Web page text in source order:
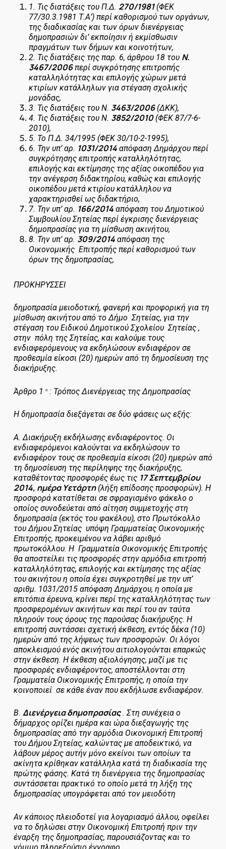
1. Τις διατάξεις του Π.Δ. 270/1981(ΦΕΚ
77/30.3.1981 Τ.Α’) περί καθορισμού των οργάνων,
της διαδικασίας και των όρων διενέργειας
δημοπρασιών δι’ εκποίησιν ή εκμίσθωσιν
πραγμάτων των δήμων και κοινοτήτων,
2. Τις διατάξεις της παρ. 6, άρθρου 18 του Ν.
3467/2006περί συγκρότησης επιτροπής
καταλληλότητας και επιλογής χώρων μετά
κτιρίων κατάλληλων για στέγαση σχολικής
μονάδας,
3. Τις διατάξεις του Ν. 3463/2006(ΔΚΚ),
4. Τις διατάξεις του Ν. 3852/2010(ΦΕΚ 87/7-6-
2010),
5. Το Π.Δ. 34/1995 (ΦΕΚ 30/10-2-1995),
6. Την υπ’ αρ. 1031/2014απόφαση Δημάρχου περί
συγκρότησης επιτροπής καταλληλότητας,
επιλογής και εκτίμησης της αξίας οικοπέδου για
την ανέγερση διδακτηρίου, καθώς και επιλογής
οικοπέδου μετά κτιρίου κατάλληλου να
χαρακτηρισθεί ως διδακτήριο,
7. Την υπ’ αρ. 166/2014απόφαση του Δημοτικού
Συμβουλίου Σητείας περί έγκρισης διενέργειας
δημοπρασίας για τη μίσθωση ακινήτου,
8. Την υπ’ αρ. 309/2014απόφαση της
Οικονομικής Επιτροπής περί καθορισμού των
όρων της δημοπρασίας,
ΠΡΟΚΗΡΥΣΣΕΙ
δημοπρασία μειοδοτική, φανερή και προφορική για τη
μίσθωση ακινήτου από το Δήμο Σητείας, για την
στέγαση του Ειδικού Δημοτικού Σχολείου Σητείας ,
στην πόλη της Σητείας, και καλούμε τους
ενδιαφερόμενους να εκδηλώσουν ενδιαφέρον σε
προθεσμία είκοσι (20) ημερών από τη δημοσίευση της
διακήρυξης.
Άρθρο 1 ο: Τρόπος Διενέργειας της Δημοπρασίας
H δημοπρασία διεξάγεται σε δύο φάσεις ως εξής:
Α. Διακήρυξη εκδήλωσης ενδιαφέροντος. Οι
ενδιαφερόμενοι καλούνται να εκδηλώσουν το
ενδιαφέρον τους σε προθεσμία είκοσι (20) ημερών από
τη δημοσίευση της περίληψης της διακήρυξης,
καταθέτοντας προσφορές έως τις 17 Σεπτεμβρίου
2014, ημέρα Υετάρτη(λήξη επίδοσης προσφορών). Η
προσφορά κατατίθεται σε σφραγισμένο φάκελο ο
οποίος συνοδεύεται από αίτηση συμμετοχής στη
δημοπρασία (εκτός του φακέλου), στο Πρωτόκολλο
του Δήμου Σητείας υπόψη Γραμματείας Οικονομικής
Επιτροπής, προκειμένου να λάβει αριθμό
πρωτοκόλλου. Η Γραμματεία Οικονομικής Επιτροπής
θα αποστείλει τις προσφορές στην αρμόδια επιτροπή
καταλληλότητας, επιλογής και εκτίμησης της αξίας
του ακινήτου η οποία έχει συγκροτηθεί με την υπ’
αριθμ. 1031/2015 απόφαση Δημάρχου, η οποία με
επιτόπια έρευνα, κρίνει περί της καταλληλότητας των
προσφερομένων ακινήτων και περί του αν ταύτα
πληρούν τους όρους της παρούσας διακήρυξης. Η
επιτροπή συντάσσει σχετική έκθεση, εντός δέκα (10)
ημερών από της λήψεως των προσφορών. Οι λόγοι
αποκλεισμού ενός ακινήτου αιτιολογούνται επαρκώς
στην έκθεση. Η έκθεση αξιολόγησης, μαζί με τις
προσφορές ενδιαφέροντος, αποστέλλονται στη
Γραμματεία Οικονομικής Επιτροπής, η οποία την
κοινοποιεί σε κάθε έναν που εκδήλωσε ενδιαφέρον.
Β. Διενέργεια δημοπρασίας. Στη συνέχεια ο
δήμαρχος ορίζει ημέρα και ώρα διεξαγωγής της
δημοπρασίας από την αρμόδια Οικονομική Επιτροπή
του Δήμου Σητείας, καλώντας με αποδεικτικό, να
λάβουν μέρος αυτήν μόνο εκείνοι των οποίων τα
ακίνητα κρίθηκαν κατάλληλα κατά τη διαδικασία της
πρώτης φάσης. Κατά τη διενέργεια της δημοπρασίας
συντάσσεται πρακτικό το οποίο μετά τη λήξη της
δημοπρασίας υπογράφεται από τον μειοδότη
Αν κάποιος πλειοδοτεί για λογαριασμό άλλου, οφείλει
να το δηλώσει στην Οικονομική Επιτροπή πριν την
έναρξη της δημοπρασίας, παρουσιάζοντας και το